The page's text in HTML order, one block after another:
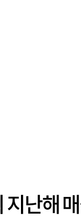
난해